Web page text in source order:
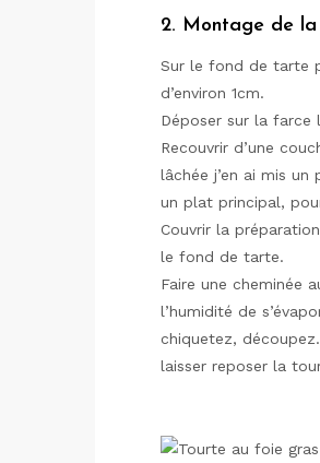
2. Montage de
Sur le fond de tarte
d’environ 1cm.
Déposer sur la farce
Recouvrir d’une
lâchée j’en ai mis
un plat principal,
Couvrir la
le fond de tarte.
Faire une cheminée
l’humidité de
chiquetez,
laisser reposer la